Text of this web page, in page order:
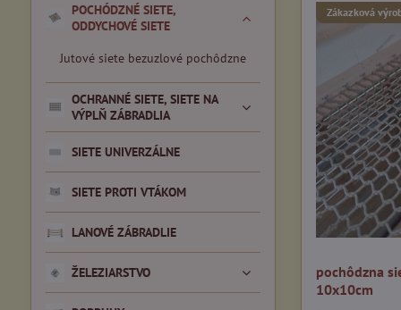
Zákazková
pochôdzna
10x10cm
POCHÓDZNÉ SIETE,
ODDYCHOVÉ SIETE
Jutové siete bezuzlové pochôdzne
OCHRANNÉ SIETE, SIETE NA
VÝPLŇ ZÁBRADLIA
SIETE UNIVERZÁLNE
SIETE PROTI VTÁKOM
LANOVÉ ZÁBRADLIE
ŽELEZIARSTVO